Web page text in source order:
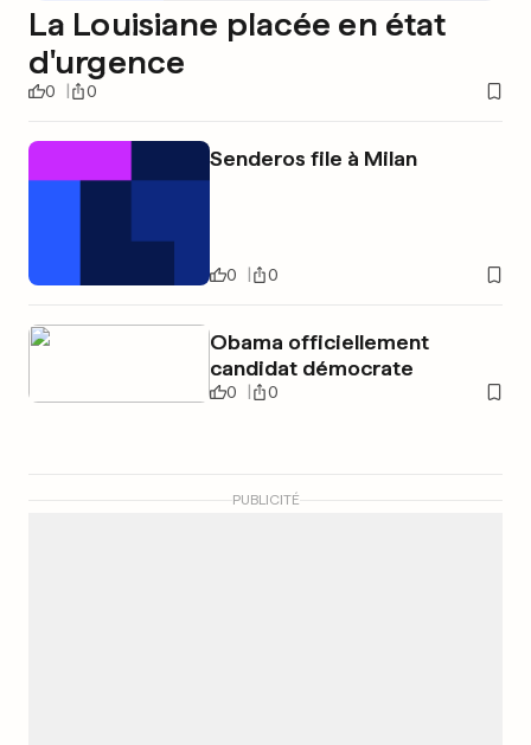
La Louisiane placée en état
d'urgence
0 0
Senderos file à Milan
0 0
Obama officiellement
candidat démocrate
0 0
PUBLICITÉ